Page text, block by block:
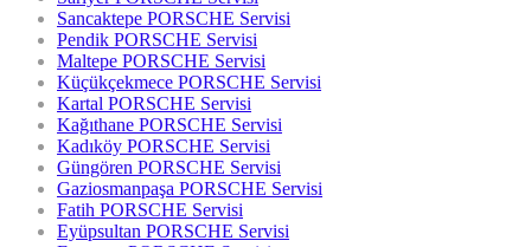
Sancaktepe PORSCHE Servisi
Pendik PORSCHE Servisi
Maltepe PORSCHE Servisi
Küçükçekmece PORSCHE Servisi
Kartal PORSCHE Servisi
Kağıthane PORSCHE Servisi
Kadıköy PORSCHE Servisi
Güngören PORSCHE Servisi
Gaziosmanpaşa PORSCHE Servisi
Fatih PORSCHE Servisi
Eyüpsultan PORSCHE Servisi